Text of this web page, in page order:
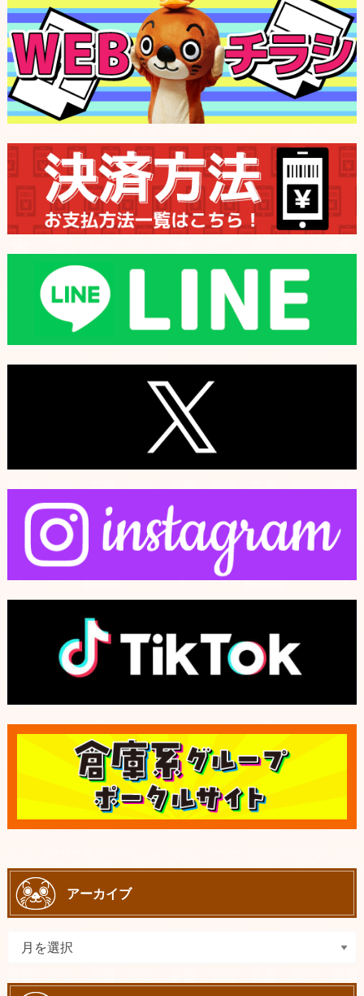
アーカイブ